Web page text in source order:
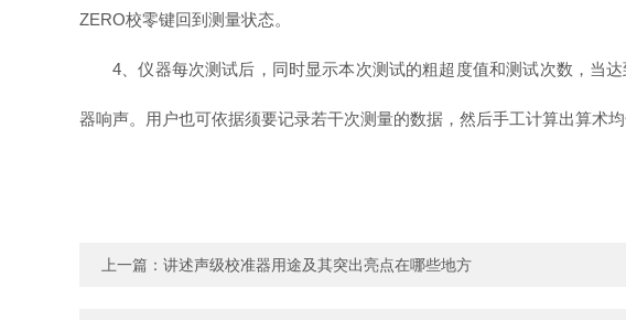
ZERO校零键回到测量状态。
4、仪器每次测试后，同时显示本次测试的粗超度值和测试次数，当
器响声。用户也可依据须要记录若干次测量的数据，然后手工计算出算术
上一篇： 讲述声级校准器用途及其突出亮点在哪些地方